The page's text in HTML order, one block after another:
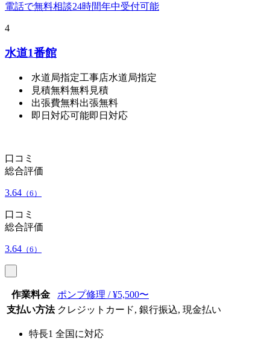
電話で無料相談24時間年中受付可能
4
水道1番館
水道局指定工事店水道局指定
見積無料無料見積
出張費無料出張無料
即日対応可能即日対応
口コミ
総合評価
3.64 （6）
口コミ
総合評価
3.64 （6）
作業料金
ポンプ修理 / ¥5,500〜
支払い方法 クレジットカード, 銀行振込, 現金払い
特長1 全国に対応